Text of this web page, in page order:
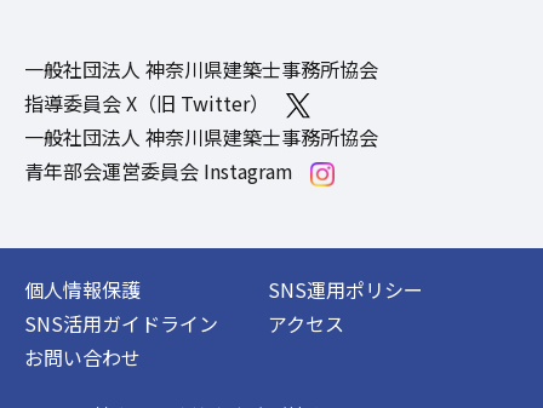
一般社団法人 神奈川県建築士事務所協会
指導委員会 X（旧 Twitter）
一般社団法人 神奈川県建築士事務所協会
青年部会運営委員会 Instagram
個人情報保護
SNS運用ポリシー
SNS活用ガイドライン
アクセス
お問い合わせ